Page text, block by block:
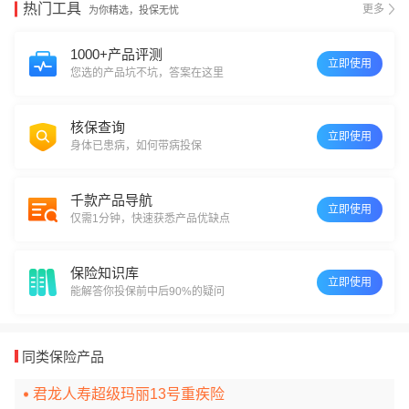
热门工具 为你精选，投保无忧 更多
1000+产品评测
您选的产品坑不坑，答案在这里
立即使用
核保查询
身体已患病，如何带病投保
立即使用
千款产品导航
仅需1分钟，快速获悉产品优缺点
立即使用
保险知识库
能解答你投保前中后90%的疑问
立即使用
同类保险产品
君龙人寿超级玛丽13号重疾险